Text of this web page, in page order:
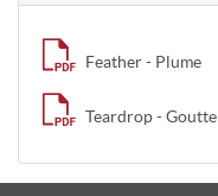
Feather - Plume
Teardrop - Goutte